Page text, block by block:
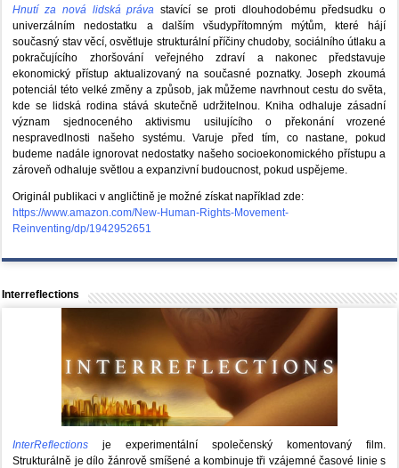
Hnutí za nová lidská práva stavící se proti dlouhodobému předsudku o
univerzálním nedostatku a dalším všudypřítomným mýtům, které hájí
současný stav věcí, osvětluje strukturální příčiny chudoby, sociálního útlaku a
pokračujícího zhoršování veřejného zdraví a nakonec představuje
ekonomický přístup aktualizovaný na současné poznatky. Joseph zkoumá
potenciál této velké změny a způsob, jak můžeme navrhnout cestu do světa,
kde se lidská rodina stává skutečně udržitelnou. Kniha odhaluje zásadní
význam sjednoceného aktivismu usilujícího o překonání vrozené
nespravedlnosti našeho systému. Varuje před tím, co nastane, pokud
budeme nadále ignorovat nedostatky našeho socioekonomického přístupu a
zároveň odhaluje světlou a expanzivní budoucnost, pokud uspějeme.
Originál publikaci v angličtině je možné získat například zde:
https://www.amazon.com/New-Human-Rights-Movement-
Reinventing/dp/1942952651
Interreflections
InterReflections je experimentální společenský komentovaný film.
Strukturálně je dílo žánrově smíšené a kombinuje tři vzájemné časové linie s